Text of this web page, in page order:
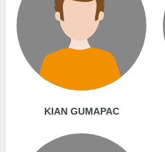
KIAN GUMAPAC